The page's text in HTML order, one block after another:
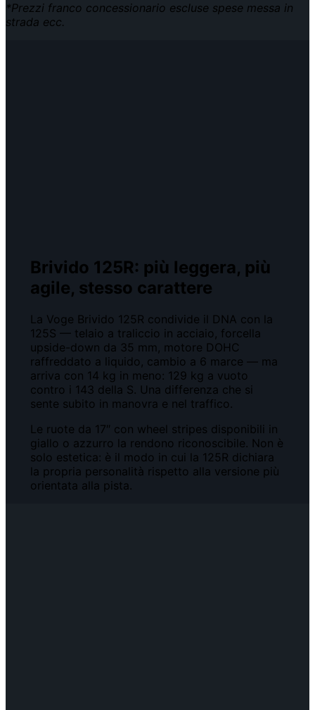
*Prezzi franco concessionario escluse spese messa in
strada ecc.
Brivido 125R: più leggera, più
agile, stesso carattere
La Voge Brivido 125R condivide il DNA con la
125S — telaio a traliccio in acciaio, forcella
upside-down da 35 mm, motore DOHC
raffreddato a liquido, cambio a 6 marce — ma
arriva con 14 kg in meno: 129 kg a vuoto
contro i 143 della S. Una differenza che si
sente subito in manovra e nel traffico.
Le ruote da 17″ con wheel stripes disponibili in
giallo o azzurro la rendono riconoscibile. Non è
solo estetica: è il modo in cui la 125R dichiara
la propria personalità rispetto alla versione più
orientata alla pista.